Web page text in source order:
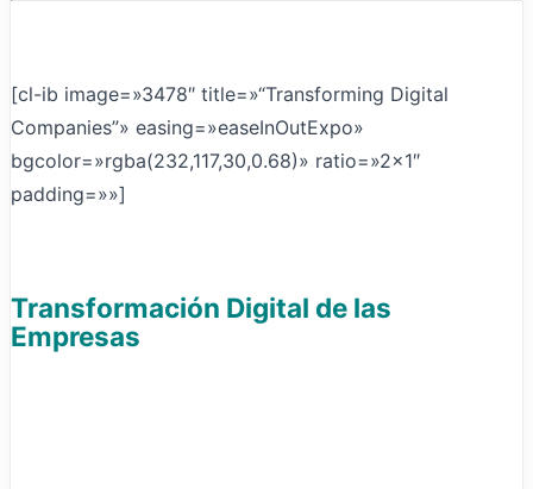
[cl-ib image=»3478″ title=»“Transforming Digital
Companies”» easing=»easeInOutExpo»
bgcolor=»rgba(232,117,30,0.68)» ratio=»2×1″
padding=»»]
Transformación Digital de las
Empresas